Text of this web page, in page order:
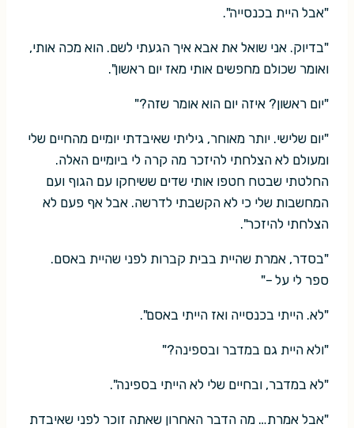
"אבל היית בכנסייה".
"בדיוק. אני שואל את אבא איך הגעתי לשם. הוא מכה אותי,
ואומר שכולם מחפשים אותי מאז יום ראשון".
"יום ראשון? איזה יום הוא אומר שזה?"
"יום שלישי. יותר מאוחר, גיליתי שאיבדתי יומיים מהחיים שלי
ומעולם לא הצלחתי להיזכר מה קרה לי ביומיים האלה.
החלטתי שבטח חטפו אותי שדים ששיחקו עם הגוף ועם
המחשבות שלי כי לא הקשבתי לדרשה. אבל אף פעם לא
הצלחתי להיזכר".
"בסדר, אמרת שהיית בבית קברות לפני שהיית באסם.
ספר לי על –"
"לא. הייתי בכנסייה ואז הייתי באסם".
"ולא היית גם במדבר ובספינה?"
"לא במדבר, ובחיים שלי לא הייתי בספינה".
"אבל אמרת… מה הדבר האחרון שאתה זוכר לפני שאיבדת